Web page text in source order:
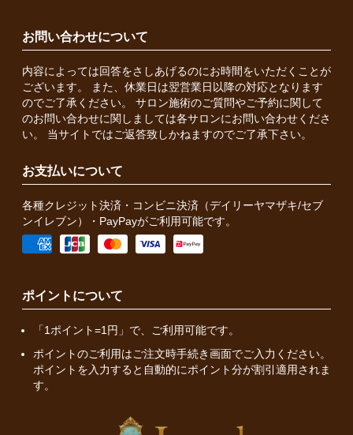
お問い合わせについて
内容によっては回答をさしあげるのにお時間をいただくことが
ございます。 また、休業日は翌営業日以降の対応となります
のでご了承ください。 サロン施術のご質問やご予約に関して
のお問い合わせに関しましては各サロンにお問い合わせくださ
い。 当サイトではご返答致しかねますのでご了承下さい。
お支払いについて
各種クレジット決済・コンビニ決済（デイリーヤマザキ/セブ
ンイレブン）・PayPayがご利用可能です。
ポイントについて
「1ポイント=1円」で、ご利用可能です。
ポイントのご利用はご注文時手続き画面でご入力ください。
ポイントを入力すると自動的にポイント分が割引適用されま
す。